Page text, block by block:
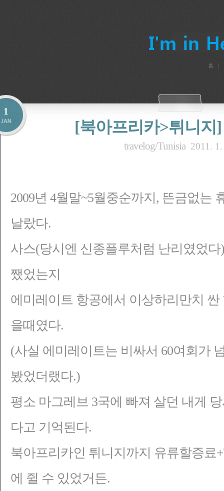
홈
1
[북아프리카>튀니지]
travelog/Tunisia 2011.
2009년 4월말~5월중순까지, 뜬금없는
날랐다.
사스(당시엔 신종플루처럼 난리였었
쨌었는지
에미레이트 항공에서 이상하리만치
을때였다.
(사실 에미레이트는 비싸서 60여회가
봤었더랬다.)
평소 마그레브 3국에 빠져 살던 내게
다고 기억된다.
북아프리카인 튀니지까지 유류할증료
에 쥘 수 있었거든.